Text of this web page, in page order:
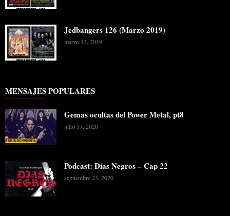
Jedbangers 126 (Marzo 2019)
marzo 13, 2019
MENSAJES POPULARES
Gemas ocultas del Power Metal, pt8
julio 17, 2020
Podcast: Días Negros – Cap 22
septiembre 23, 2020